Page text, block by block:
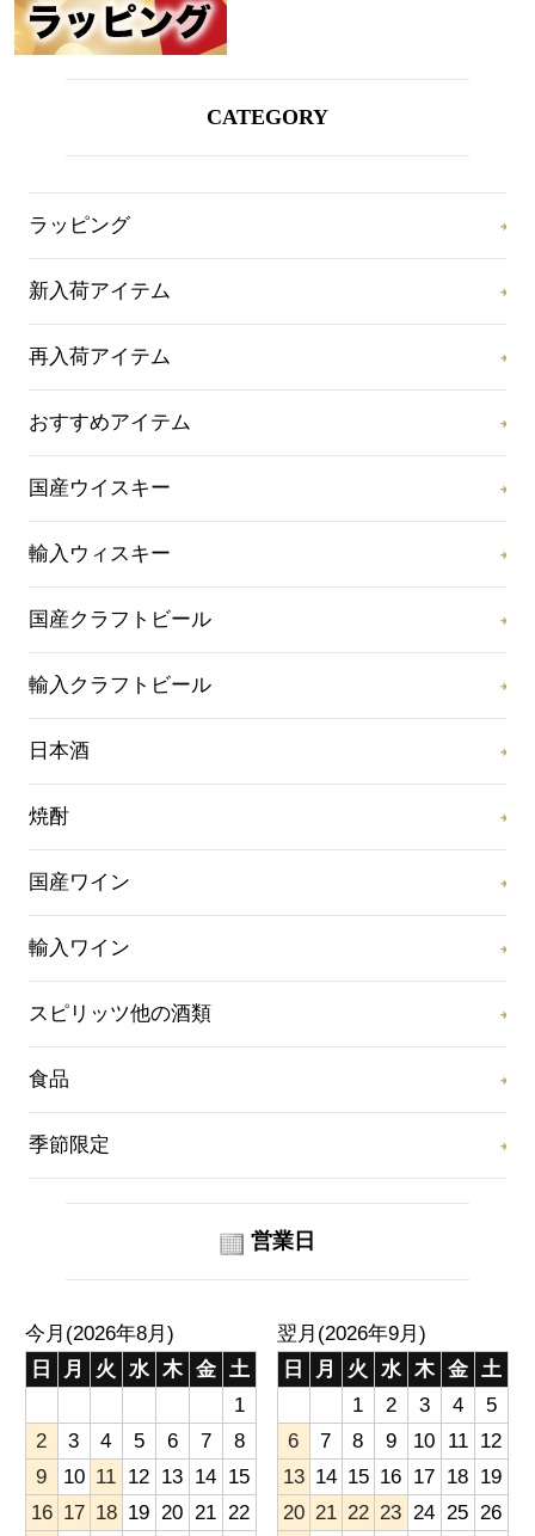
CATEGORY
ラッピング
新入荷アイテム
再入荷アイテム
おすすめアイテム
国産ウイスキー
輸入ウィスキー
国産クラフトビール
輸入クラフトビール
日本酒
焼酎
国産ワイン
輸入ワイン
スピリッツ他の酒類
食品
季節限定
営業日
今月(2026年8月)
日
月 火 水 木 金 土
1
2
3 4 5 6 7
8
9
10 11 12 13 14 15
16 17 18 19 20 21 22
翌月(2026年9月)
日
月 火 水 木 金
土
1
2 3 4
5
6
7 8 9 10 11
12
13 14 15 16 17 18 19
20 21 22 23 24 25 26